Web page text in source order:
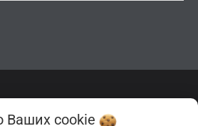
Ваших cookie